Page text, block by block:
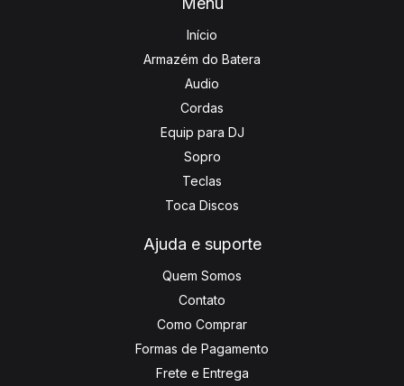
Início
Armazém do Batera
Audio
Cordas
Equip para DJ
Sopro
Teclas
Toca Discos
Ajuda e suporte
Quem Somos
Contato
Como Comprar
Formas de Pagamento
Frete e Entrega